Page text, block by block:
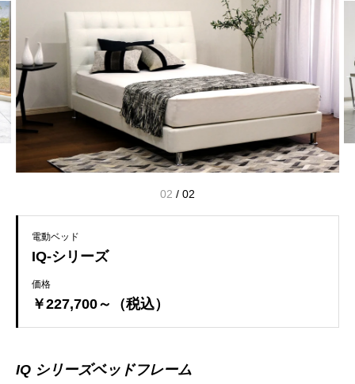
02 / 02
電動ベッド
IQ-シリーズ
価格
￥227,700～（税込）
IQ シリーズベッドフレーム